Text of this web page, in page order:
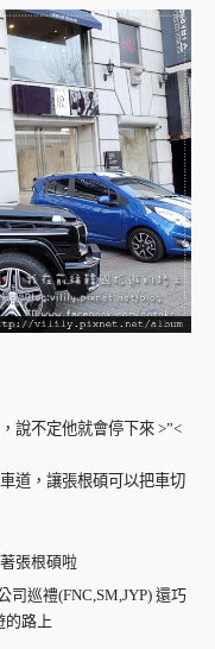
說不定他就會停下來 >”<
道，讓張根碩可以把車切
張根碩啦